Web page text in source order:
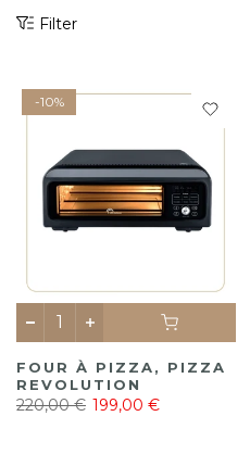
Filter
-10%
FOUR À PIZZA, PIZZA
REVOLUTION
220,00 € 199,00 €